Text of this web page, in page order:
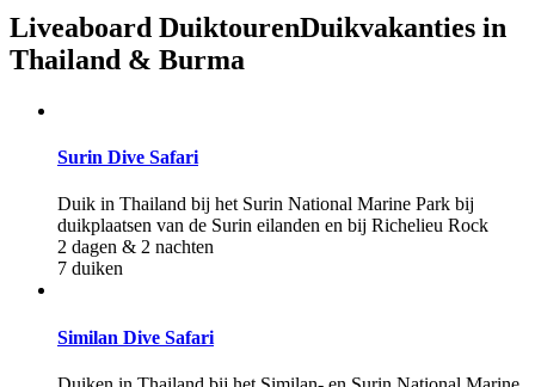
Liveaboard DuiktourenDuikvakanties in
Thailand & Burma
Surin Dive Safari
Duik in Thailand bij het Surin National Marine Park bij
duikplaatsen van de Surin eilanden en bij Richelieu Rock
2 dagen & 2 nachten
7 duiken
Similan Dive Safari